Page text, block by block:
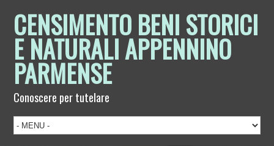
CENSIMENTO BENI STORICI
E NATURALI APPENNINO
PARMENSE
Conoscere per tutelare